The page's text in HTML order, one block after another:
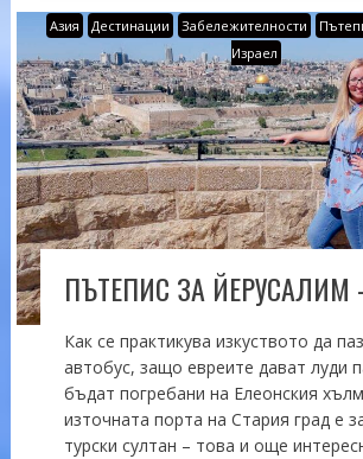
Азия Дестинации Забележителности
Израел
ПЪТЕПИС ЗА ЙЕРУСАЛИМ
Как се практикува изкуството да
автобус, защо евреите дават луди
бъдат погребани на Елеонския
източната порта на Стария град е
турски султан – това и още